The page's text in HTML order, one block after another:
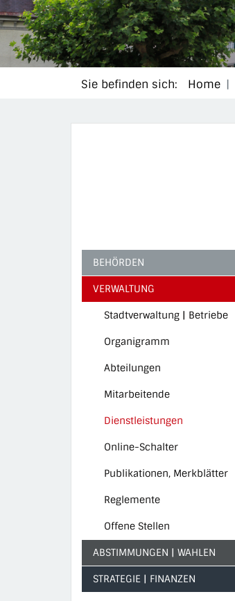
Sie befinden sich: Home
BEHÖRDEN
VERWALTUNG
Stadtverwaltung | Betriebe
Organigramm
Abteilungen
Mitarbeitende
Dienstleistungen
(ausgewählt)
Online-Schalter
Publikationen, Merkblätter
Reglemente
Offene Stellen
ABSTIMMUNGEN | WAHLEN
STRATEGIE | FINANZEN